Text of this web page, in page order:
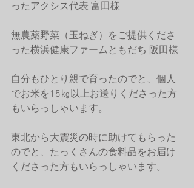
ったアクシス代表 富田様
無農薬野菜（玉ねぎ）をご提供くださ
った横浜健康ファームともだち 阪田様
自分もひとり親で育ったのでと、個人
でお米を15㎏以上お送りくださった方
もいらっしゃいます。
東北から大震災の時に助けてもらった
のでと、たっくさんの食料品をお届け
くださった方もいらっしゃいます。